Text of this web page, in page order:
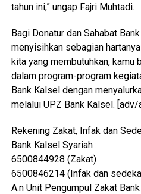
tahun ini,” ungap Fajri Muhtadi.
Bagi Donatur dan Sahabat
menyisihkan sebagian
kita yang membutuhkan,
dalam program-program
Bank Kalsel dengan
melalui UPZ Bank Kalsel. [adv/
Rekening Zakat, Infak dan
Bank Kalsel Syariah :
6500844928 (Zakat)
6500846214 (Infak dan
A.n Unit Pengumpul Zakat